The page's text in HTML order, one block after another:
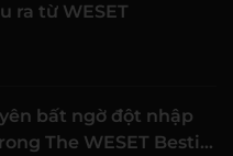
ra từ WESET
bất ngờ đột nhập
The WESET Bestie